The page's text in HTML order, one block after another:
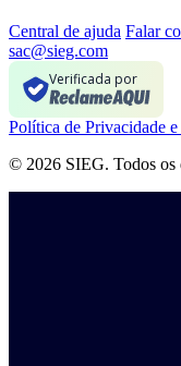
Central de ajuda Falar
sac@sieg.com
Verificada por
Política de Privacidade
© 2026 SIEG. Todos os